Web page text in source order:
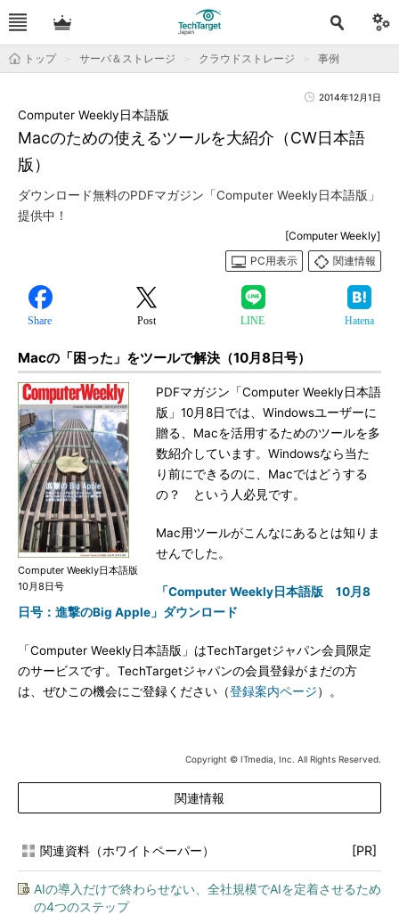
トップ サーバ＆ストレージ クラウドストレージ 事例
2014年12月1日
Macのための使えるツールを大紹介（CW日本語
版）
Computer Weekly日本語版
ダウンロード無料のPDFマガジン「Computer Weekly日本語版」
提供中！
[Computer Weekly]
PC用表示
関連情報
Share Post LINE Hatena
Macの「困った」をツールで解決（10月8日号）
Computer Weekly日本語版
10月8日号
PDFマガジン「Computer Weekly日本語
版」10月8日では、Windowsユーザーに
贈る、Macを活用するためのツールを多
数紹介しています。Windowsなら当た
り前にできるのに、Macではどうする
の？ という人必見です。
Mac用ツールがこんなにあるとは知りま
せんでした。
「Computer Weekly日本語版 10月8
日号：進撃のBig Apple」ダウンロード
「Computer Weekly日本語版」はTechTargetジャパン会員限定
のサービスです。TechTargetジャパンの会員登録がまだの方
は、ぜひこの機会にご登録ください（登録案内ページ）。
Copyright © ITmedia, Inc. All Rights Reserved.
関連情報
関連資料（ホワイトペーパー） [PR]
AIの導入だけで終わらせない、全社規模でAIを定着させるため
の4つのステップ